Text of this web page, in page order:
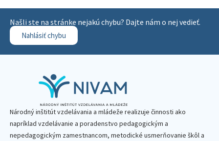
Našli ste na stránke nejakú chybu? Dajte nám o nej vedieť.
Nahlásiť chybu
Národný inštitút vzdelávania a mládeže realizuje činnosti ako
napríklad vzdelávanie a poradenstvo pedagogickým a
nepedagogickým zamestnancom, metodické usmerňovanie škôl a